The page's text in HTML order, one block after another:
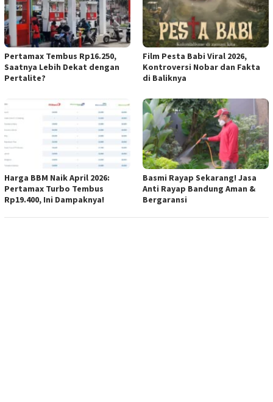
Pertamax Tembus Rp16.250,
Saatnya Lebih Dekat dengan
Pertalite?
Film Pesta Babi Viral 2026,
Kontroversi Nobar dan Fakta
di Baliknya
Harga BBM Naik April 2026:
Pertamax Turbo Tembus
Rp19.400, Ini Dampaknya!
Basmi Rayap Sekarang! Jasa
Anti Rayap Bandung Aman &
Bergaransi